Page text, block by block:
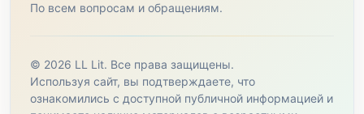
По всем вопросам и обращениям.
© 2026 LL Lit. Все права защищены.
Используя сайт, вы подтверждаете, что
ознакомились с доступной публичной информацией и